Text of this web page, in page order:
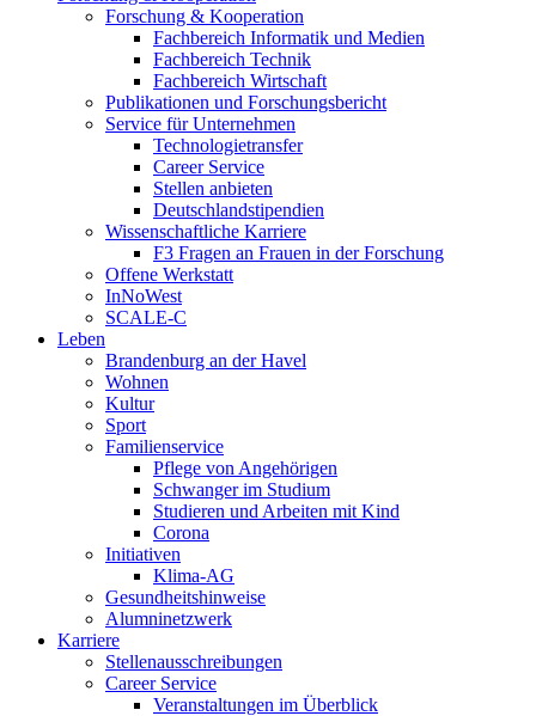
Forschung & Kooperation
Fachbereich Informatik und Medien
Fachbereich Technik
Fachbereich Wirtschaft
Publikationen und Forschungsbericht
Service für Unternehmen
Technologietransfer
Career Service
Stellen anbieten
Deutschlandstipendien
Wissenschaftliche Karriere
F3 Fragen an Frauen in der Forschung
Offene Werkstatt
InNoWest
SCALE-C
Leben
Brandenburg an der Havel
Wohnen
Kultur
Sport
Familienservice
Pflege von Angehörigen
Schwanger im Studium
Studieren und Arbeiten mit Kind
Corona
Initiativen
Klima-AG
Gesundheitshinweise
Alumninetzwerk
Karriere
Stellenausschreibungen
Career Service
Veranstaltungen im Überblick